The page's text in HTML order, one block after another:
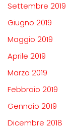
Settembre 2019
Giugno 2019
Maggio 2019
Aprile 2019
Marzo 2019
Febbraio 2019
Gennaio 2019
Dicembre 2018